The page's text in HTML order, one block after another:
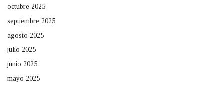
octubre 2025
septiembre 2025
agosto 2025
julio 2025
junio 2025
mayo 2025